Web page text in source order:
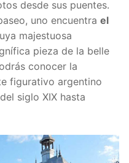
desde sus puentes.
uno encuentra el
majestuosa
pieza de la belle
conocer la
figurativo argentino
siglo XIX hasta